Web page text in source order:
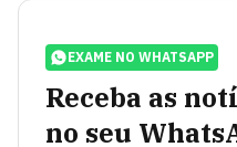
EXAME NO WHATSAPP
Receba as
no seu